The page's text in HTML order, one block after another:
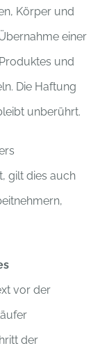
Körper und
einer
und
Die Haftung
unberührt.
gilt dies auch
vor der
der